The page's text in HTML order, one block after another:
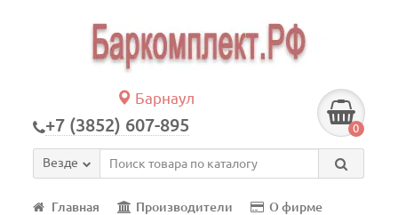
Барнаул
+7 (3852) 607-895 0
Везде
Главная Производители
О фирме